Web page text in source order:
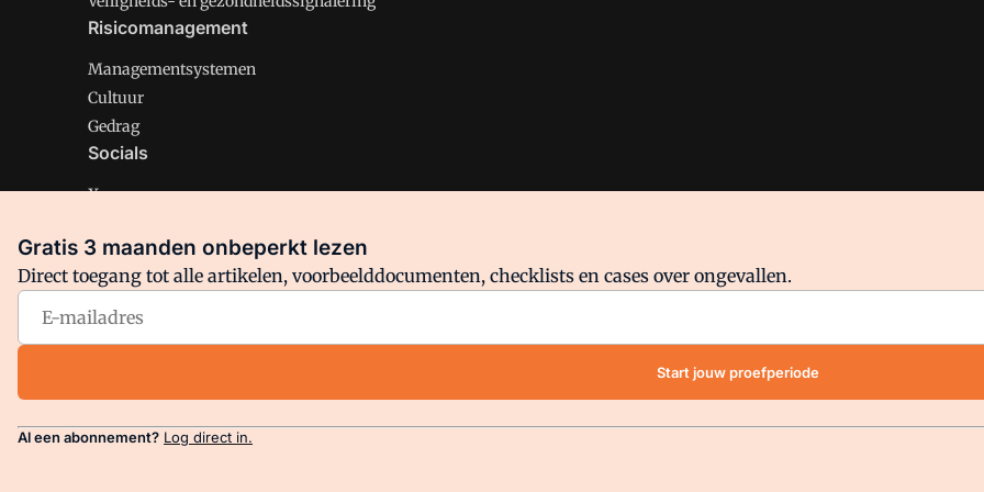
Risicomanagement
Managementsystemen
Cultuur
Gedrag
Socials
X
Facebook
Arbo is onderdeel van VMN media. Lees inons manifestwaar VMN media voor staat. Op gebruik van deze site zijn de
Gratis 3 maanden onbeperkt lezen
Direct toegang tot alle artikelen, voorbeelddocumenten, checklists en cases over ongevallen.
Start jouw proefperiode
Al een abonnement? Log direct in.